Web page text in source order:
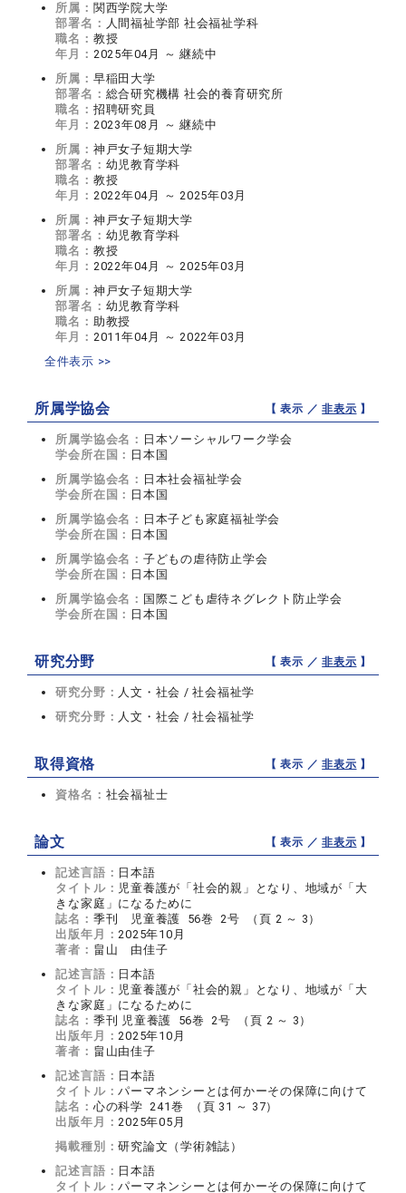
所属： 関西学院大学
部署名： 人間福祉学部 社会福祉学科
職名： 教授
年月： 2025年04月 ～ 継続中
所属： 早稲田大学
部署名： 総合研究機構 社会的養育研究所
職名： 招聘研究員
年月： 2023年08月 ～ 継続中
所属： 神戸女子短期大学
部署名： 幼児教育学科
職名： 教授
年月： 2022年04月 ～ 2025年03月
所属： 神戸女子短期大学
部署名： 幼児教育学科
職名： 教授
年月： 2022年04月 ～ 2025年03月
所属： 神戸女子短期大学
部署名： 幼児教育学科
職名： 助教授
年月： 2011年04月 ～ 2022年03月
全件表示 >>
所属学協会 【 表示 ／非表示 】
所属学協会名： 日本ソーシャルワーク学会
学会所在国： 日本国
所属学協会名： 日本社会福祉学会
学会所在国： 日本国
所属学協会名： 日本子ども家庭福祉学会
学会所在国： 日本国
所属学協会名： 子どもの虐待防止学会
学会所在国： 日本国
所属学協会名： 国際こども虐待ネグレクト防止学会
学会所在国： 日本国
研究分野 【 表示 ／非表示 】
研究分野： 人文・社会 / 社会福祉学
研究分野： 人文・社会 / 社会福祉学
取得資格 【 表示 ／非表示 】
資格名： 社会福祉士
論文 【 表示 ／非表示 】
記述言語： 日本語
タイトル： 児童養護が「社会的親」となり、地域が「大
きな家庭」になるために
誌名： 季刊 児童養護 56巻 2号 （頁 2 ～ 3）
出版年月：2025年10月
著者： 畠山 由佳子
記述言語： 日本語
タイトル： 児童養護が「社会的親」となり、地域が「大
きな家庭」になるために
誌名： 季刊 児童養護 56巻 2号 （頁 2 ～ 3）
出版年月：2025年10月
著者： 畠山由佳子
記述言語： 日本語
タイトル：パーマネンシーとは何かーその保障に向けて
誌名： 心の科学 241巻 （頁 31 ～ 37）
出版年月：2025年05月
掲載種別：研究論文（学術雑誌）
記述言語： 日本語
タイトル：パーマネンシーとは何かーその保障に向けて